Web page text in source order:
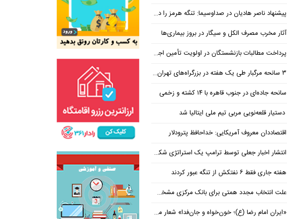
پیشنهاد ناصر هادیان در صداوسیما: تنگه هرمز را در ازای رفع تحریم معامله کنیم
آثار مخرب مصرف الکل و سیگار در بروز بیماری‌ها
پرداخت مطالبات بازنشستگان در اولویت تأمین اجتماعی؛ پیگیری برای تأمین منابع ادامه دارد
۳ سانحه مرگبار طی یک هفته در بزرگراه‌های تهران؛ هشدار دوباره به رانندگان و عابران
سانحه جاده‌ای در جنوب قاهره با ۱۴ کشته و زخمی
دستیار قلعه‌نویی مربی تیم ملی ایتالیا شد
اقتصاددان معروف آمریکایی: خداحافظ پترودلار
انتشار اخبار جعلی توسط ترامپ یک استراتژی شکست خورده است
هفته جاری فقط ۶ نفتکش از تنگه عبور کردند
علت انتخاب مجدد همتی برای بانک مرکزی مشخص شد: پزشکیان هنوز هم متوجه نشده است چرا همتی استیضاح شد!
«ایران امام رضا (ع)؛ خون‌خواه و جان‌فدا» شعار محوری دهه پایانی صفر شد